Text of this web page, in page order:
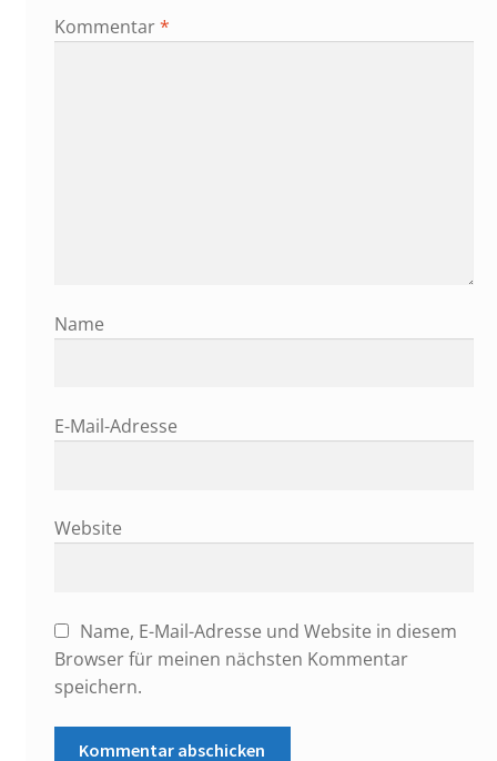
Kommentar*
Name
E-Mail-Adresse
Website
Name, E-Mail-Adresse und Website in diesem
Browser für meinen nächsten Kommentar
speichern.